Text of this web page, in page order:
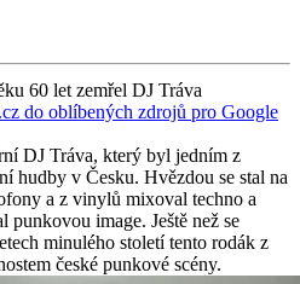
60 let zemřel DJ Tráva
do oblíbených zdrojů pro Google
DJ Tráva, který byl jedním z
hudby v Česku. Hvězdou se stal na
a z vinylů mixoval techno a
punkovou image. Ještě než se
minulého století tento rodák z
české punkové scény.